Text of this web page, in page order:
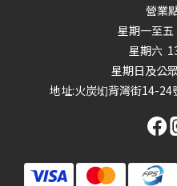
營業
星期一至
星期六
星期日及公
地址:火炭㘭背灣街14-24